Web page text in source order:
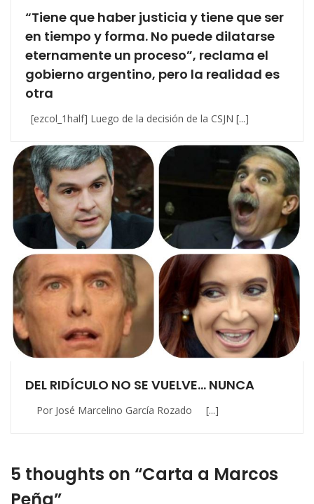
“Tiene que haber justicia y tiene que ser
en tiempo y forma. No puede dilatarse
eternamente un proceso”, reclama el
gobierno argentino, pero la realidad es
otra
[ezcol_1half] Luego de la decisión de la CSJN [...]
DEL RIDÍCULO NO SE VUELVE… NUNCA
Por José Marcelino García Rozado [...]
5 thoughts on “Carta a Marcos